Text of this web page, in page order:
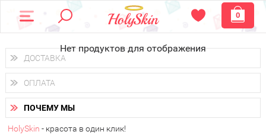
0
Нет продуктов для отображения
ДОСТАВКА
Доставка осуществляетсяпо всем городам России.
Вы можете выбрать доставку курьером, Почтой России или
получить заказ в пунктах выдачи PickPoint или пункте
самовывоза.
В 20 городах России доставка осуществляется ужена
следующий день.
ОПЛАТА
Вы можете оплатить свой заказ любым удобным способом:
наличными деньгами (
через интернет-банк (Альфа-банк, Сбербанк) и другими
электронными способами.
ПОЧЕМУ МЫ
HolySkin - красота в один клик!